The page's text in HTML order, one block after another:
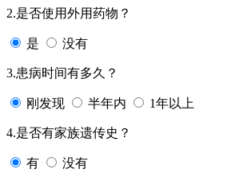
2.是否使用外用药物？
是 没有
3.患病时间有多久？
刚发现 半年内 1年以上
4.是否有家族遗传史？
有 没有